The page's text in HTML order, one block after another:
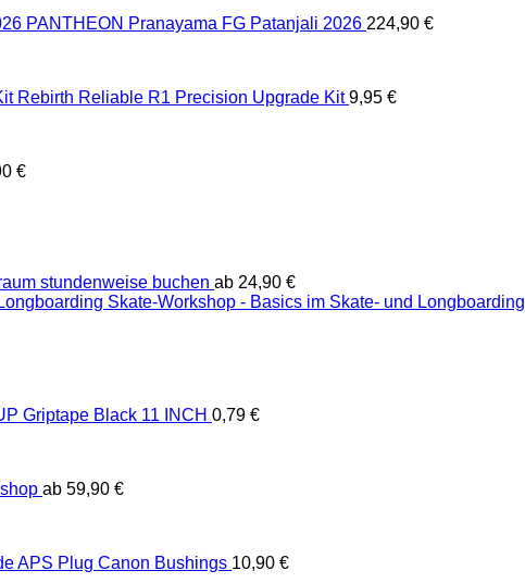
PANTHEON Pranayama FG Patanjali 2026 224,90 €
Rebirth Reliable R1 Precision Upgrade Kit 9,95 €
€
stundenweise buchen ab 24,90 €
Skate-Workshop - Basics im Skate- und Longboarding
Griptape Black 11 INCH 0,79 €
ab 59,90 €
APS Plug Canon Bushings 10,90 €